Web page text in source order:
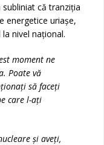
că tranziția
energetice uriașe,
nivel național.
moment ne
Poate vă
să faceți
care l-ați
și aveți,